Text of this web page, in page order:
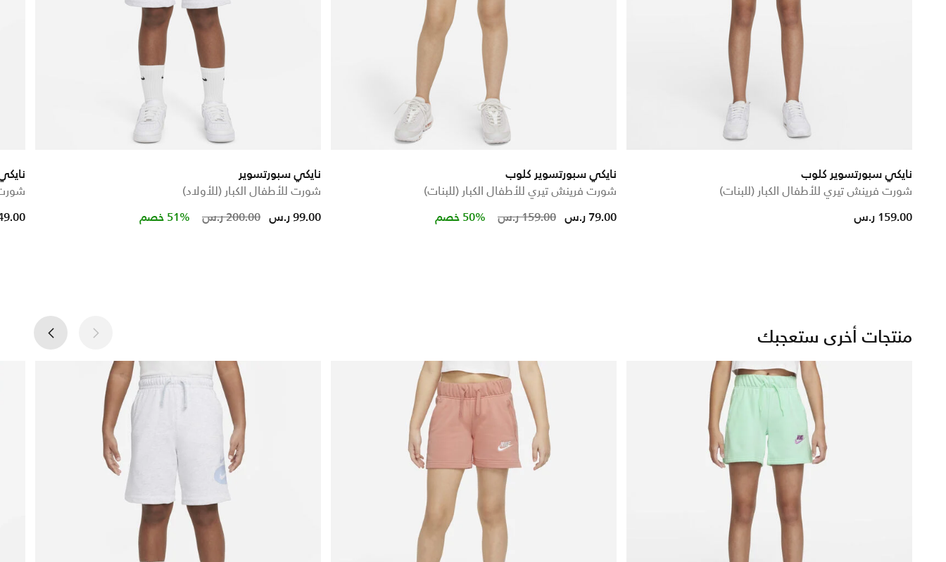
نايكي سبورتسوير كلوب
شورت فرينش تيري للأطفال الكبار (للبنات)
159.00 ر.س
نايكي سبورتسوير كلوب
شورت فرينش تيري للأطفال الكبار (للبنات)
Price reduced from159.00 ر.س to79.00 ر.س 50% خصم
نايكي سبورتسوير
شورت للأطفال الكبار (للأولاد)
Price reduced from 200.00 ر.س to
99.00 ر.س 51% خصم
from
منتجات أخرى ستعجبك